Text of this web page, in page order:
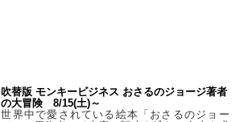
吹替版 モンキービジネス おさるのジョージ著者
の大冒険 8/15(土)～
世界中で愛されている絵本「おさるのジョー